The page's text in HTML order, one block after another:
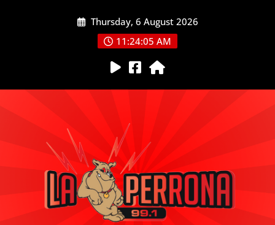
Thursday, 6 August 2026
11:24:06 AM